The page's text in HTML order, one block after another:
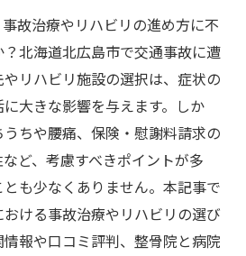
故治療やリハビリの進め方に不
北海道北広島市で交通事故に遭
リハビリ施設の選択は、症状の
大きな影響を与えます。しか
ちや腰痛、保険・慰謝料請求の
ど、考慮すべきポイントが多
も少なくありません。本記事で
ける事故治療やリハビリの選び
報や口コミ評判、整骨院と病院